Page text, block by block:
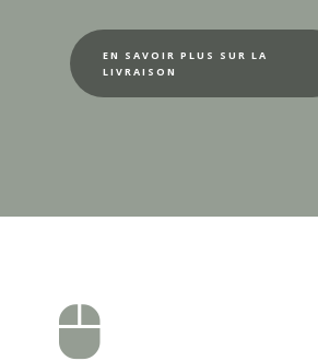
EN SAVOIR PLUS SUR LA
LIVRAISON
